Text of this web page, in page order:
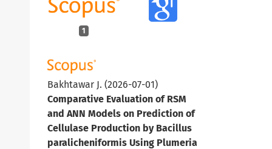
1
Bakhtawar J. (2026-07-01)
Comparative Evaluation of RSM
and ANN Models on Prediction of
Cellulase Production by Bacillus
paralicheniformis Using Plumeria